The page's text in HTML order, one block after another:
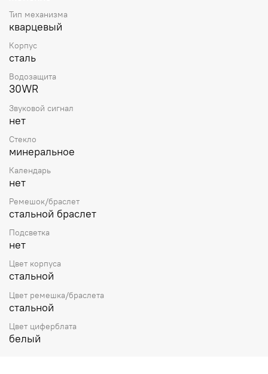
Тип механизма
кварцевый
Корпус
сталь
Водозащита
30WR
Звуковой сигнал
нет
Стекло
минеральное
Календарь
нет
Ремешок/браслет
стальной браслет
Подсветка
нет
Цвет корпуса
стальной
Цвет ремешка/браслета
стальной
Цвет циферблата
белый